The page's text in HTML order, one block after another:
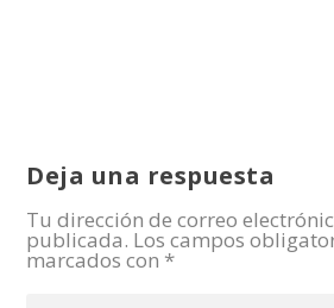
Deja una respuesta
Tu dirección de correo
publicada. Los campos
marcados con *